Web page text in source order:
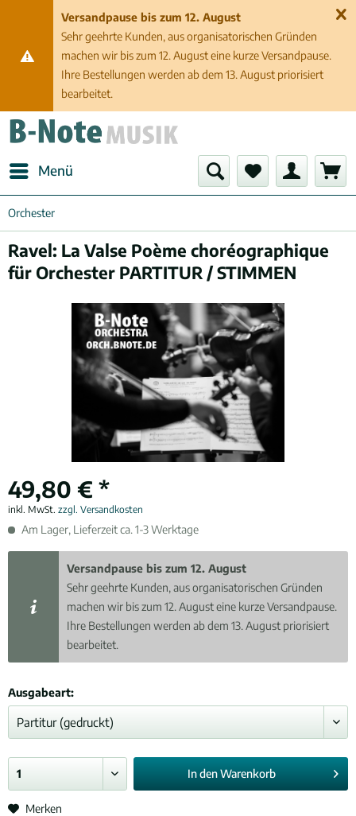
Versandpause bis zum 12. August
Sehr geehrte Kunden, aus organisatorischen Gründen
machen wir bis zum 12. August eine kurze Versandpause.
Ihre Bestellungen werden ab dem 13. August priorisiert
bearbeitet.
Menü
Orchester
Ravel: La Valse Poème choréographique
für Orchester PARTITUR / STIMMEN
49,80 € *
inkl. MwSt. zzgl. Versandkosten
Am Lager, Lieferzeit ca. 1-3 Werktage
Versandpause bis zum 12. August
Sehr geehrte Kunden, aus organisatorischen Gründen
machen wir bis zum 12. August eine kurze Versandpause.
Ihre Bestellungen werden ab dem 13. August priorisiert
bearbeitet.
Ausgabeart:
In denWarenkorb
Merken